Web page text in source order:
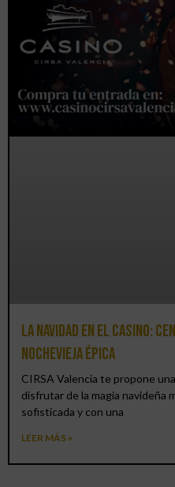
La Navidad en el Casino:
Nochevieja épica
CIRSA Valencia te propone
disfrutar de la magia navideña
sofisticada y con una
LEER MÁS »